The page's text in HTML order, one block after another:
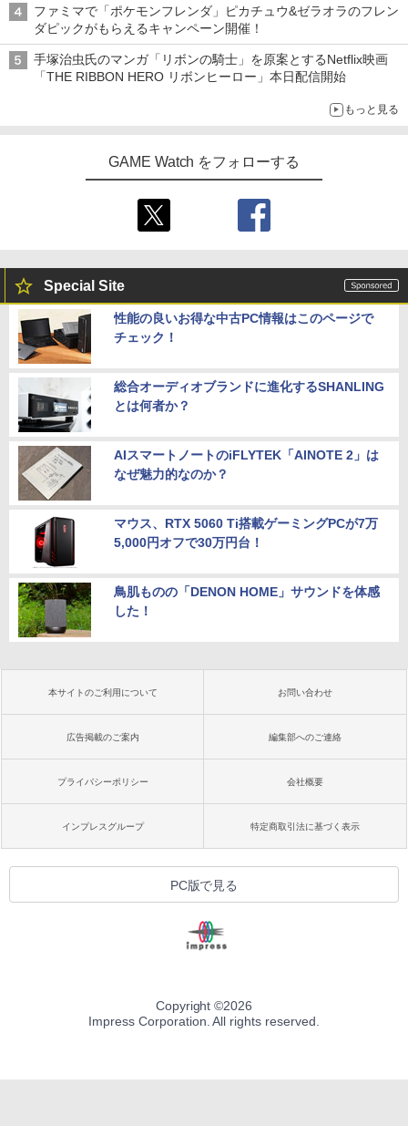
ファミマで「ポケモンフレンダ」ピカチュウ&ゼラオラのフレン
ダピックがもらえるキャンペーン開催！
手塚治虫氏のマンガ「リボンの騎士」を原案とするNetflix映画
「THE RIBBON HERO リボンヒーロー」本日配信開始
もっと見る
GAME Watch をフォローする
Special Site
性能の良いお得な中古PC情報はこのページで
チェック！
総合オーディオブランドに進化するSHANLING
とは何者か？
AIスマートノートのiFLYTEK「AINOTE 2」は
なぜ魅力的なのか？
マウス、RTX 5060 Ti搭載ゲーミングPCが7万
5,000円オフで30万円台！
鳥肌ものの「DENON HOME」サウンドを体感
した！
本サイトのご利用について お問い合わせ
広告掲載のご案内 編集部へのご連絡
プライバシーポリシー 会社概要
インプレスグループ 特定商取引法に基づく表示
PC版で見る
Copyright ©2026
Impress Corporation. All rights reserved.